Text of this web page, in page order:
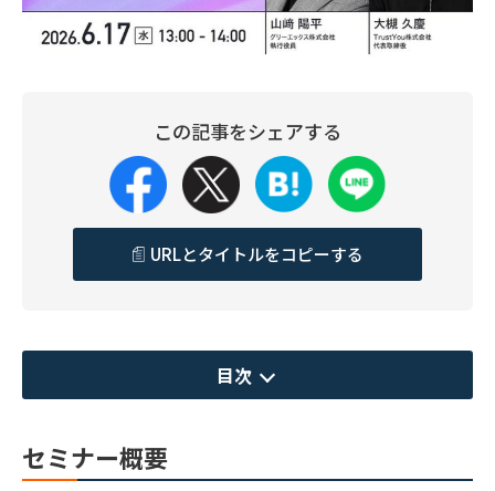
この記事をシェアする
URLとタイトルをコピーする
目次
セミナー概要